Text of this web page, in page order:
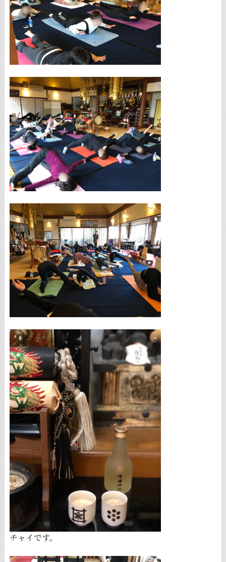
チャイです。